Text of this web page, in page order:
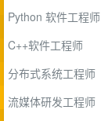
Python 软件工程师
C++软件工程师
分布式系统工程师
流媒体研发工程师